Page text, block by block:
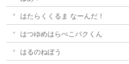
はたらくくるま なーんだ！
はつゆめはらぺこバクくん
はるのねぼう